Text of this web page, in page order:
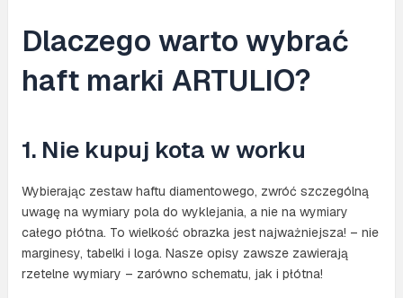
Dlaczego warto wybrać
haft marki ARTULIO?
1. Nie kupuj kota w worku
Wybierając zestaw haftu diamentowego, zwróć szczególną
uwagę na wymiary pola do wyklejania, a nie na wymiary
całego płótna. To wielkość obrazka jest najważniejsza! – nie
marginesy, tabelki i loga. Nasze opisy zawsze zawierają
rzetelne wymiary – zarówno schematu, jak i płótna!